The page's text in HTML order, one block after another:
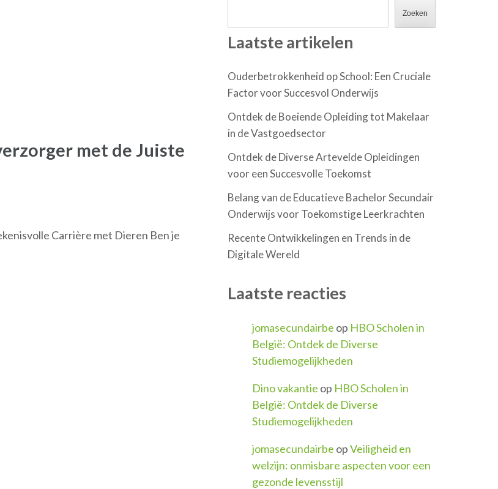
met de Juiste
Carrière met Dieren Ben je
Zoeken
Laatste artikelen
Ouderbetrokkenheid op School: Een Cruciale
Factor voor Succesvol Onderwijs
Ontdek de Boeiende Opleiding tot Makelaar
in de Vastgoedsector
Ontdek de Diverse Artevelde Opleidingen
voor een Succesvolle Toekomst
Belang van de Educatieve Bachelor Secundair
Onderwijs voor Toekomstige Leerkrachten
Recente Ontwikkelingen en Trends in de
Digitale Wereld
Laatste reacties
jomasecundairbe op HBO Scholen in
België: Ontdek de Diverse
Studiemogelijkheden
Dino vakantie op HBO Scholen in
België: Ontdek de Diverse
Studiemogelijkheden
jomasecundairbe opVeiligheid en
welzijn: onmisbare aspecten voor een
gezonde levensstijl